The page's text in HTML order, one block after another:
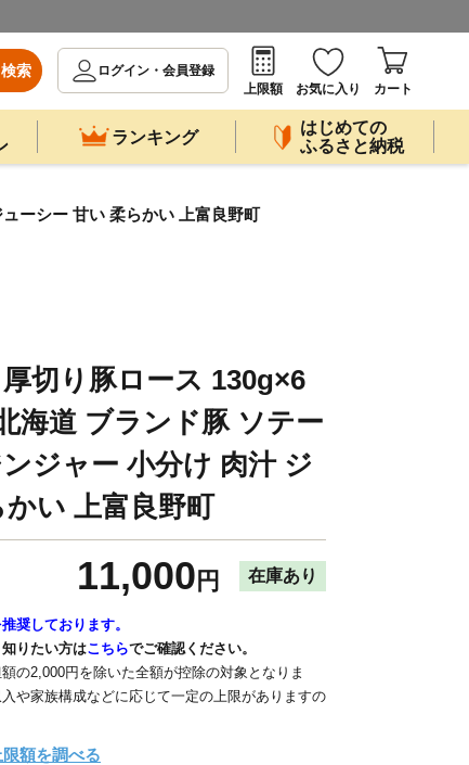
検索
ログイン・会員登録
上限額
お気に入り カート
ランキング
はじめての
ふるさと納税
ーシー 甘い 柔らかい 上富良野町
切り豚ロース 130g×6
海道 ブランド豚 ソテー
ジャー 小分け 肉汁 ジ
い 上富良野町
11,000 円 在庫あり
奨しております。
りたい方はこちらでご確認ください。
の2,000円を除いた全額が控除の対象となりま
や家族構成などに応じて一定の上限がありますの
限額を調べる